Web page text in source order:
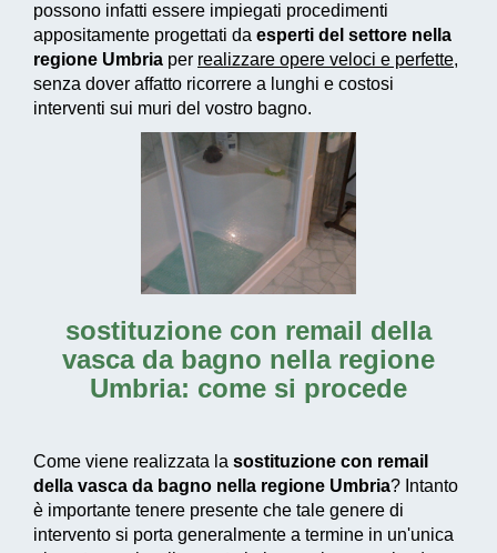
possono infatti essere impiegati procedimenti
appositamente progettati da esperti del settore nella
regione Umbria per realizzare opere veloci e perfette,
senza dover affatto ricorrere a lunghi e costosi
interventi sui muri del vostro bagno.
sostituzione con remail della
vasca da bagno nella regione
Umbria: come si procede
Come viene realizzata la sostituzione con remail
della vasca da bagno nella regione Umbria? Intanto
è importante tenere presente che tale genere di
intervento si porta generalmente a termine in un'unica